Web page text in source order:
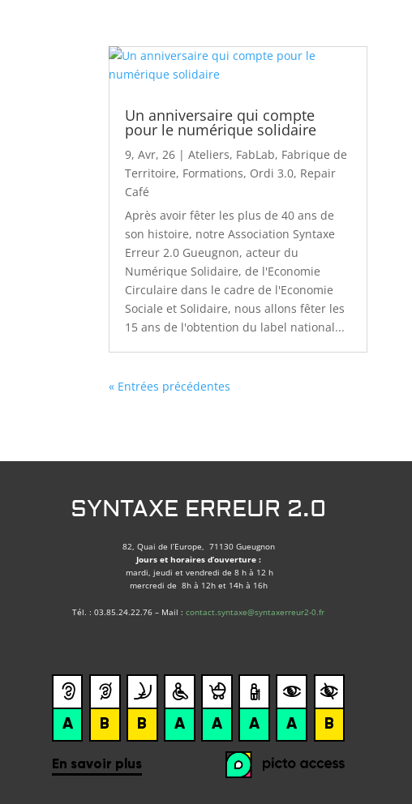
Un anniversaire qui compte
pour le numérique solidaire
9, Avr, 26 |Ateliers, FabLab, Fabrique de
Territoire, Formations, Ordi 3.0, Repair
Café
Après avoir fêter les plus de 40 ans de
son histoire, notre Association Syntaxe
Erreur 2.0 Gueugnon, acteur du
Numérique Solidaire, de l'Economie
Circulaire dans le cadre de l'Economie
Sociale et Solidaire, nous allons fêter les
15 ans de l'obtention du label national...
« Entrées précédentes
SYNTAXE ERREUR 2.0
82, Quai de l’Europe, 71130 Gueugnon
Jours et horaires d’ouverture :
mardi, jeudi et vendredi de 8 h à 12 h
mercredi de 8h à 12h et 14h à 16h
Tél. : 03.85.24.22.76 – Mail :contact.syntaxe@syntaxerreur2-0.fr